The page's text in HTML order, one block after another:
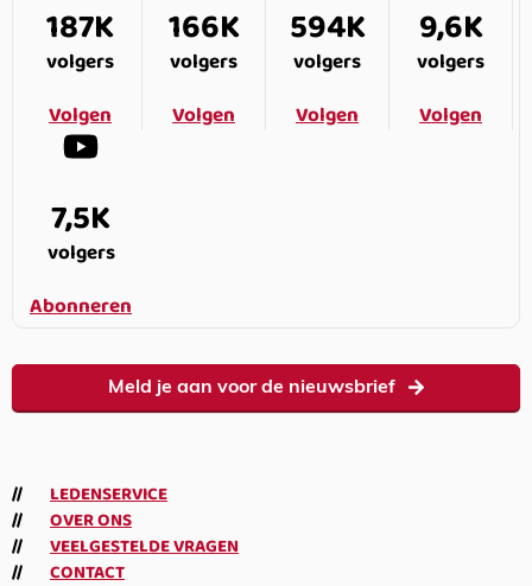
187K
volgers
Volgen
166K
volgers
Volgen
594K
volgers
Volgen
9,6K
volgers
Volgen
7,5K
volgers
Abonneren
Meld je aan voor de nieuwsbrief
LEDENSERVICE
OVER ONS
VEELGESTELDE VRAGEN
CONTACT